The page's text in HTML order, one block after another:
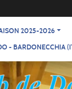
2025-2026
- BARDONECCHIA